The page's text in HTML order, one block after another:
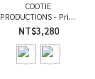
COOTIE
PRODUCTIONS - Print
S/S Tee - JESUS /
2COLORS
NT$3,280